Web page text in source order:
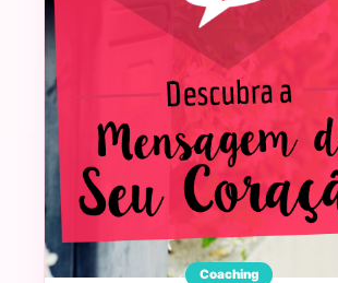
Coaching